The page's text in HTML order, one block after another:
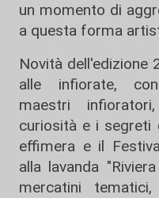
un momento di
a questa forma
Novità dell'edizione
alle infiorate,
maestri
curiosità e i segreti
effimera e il
alla lavanda
mercatini